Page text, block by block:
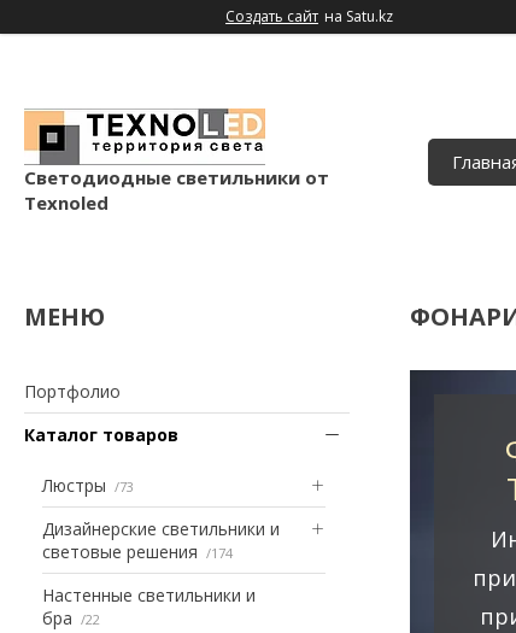
Создать сайт на Satu.kz
Светодиодные светильники от
Texnoled
Портфолио
Каталог товаров
Люстры 73
Дизайнерские светильники и
световые решения
174
Настенные светильники и
бра
22